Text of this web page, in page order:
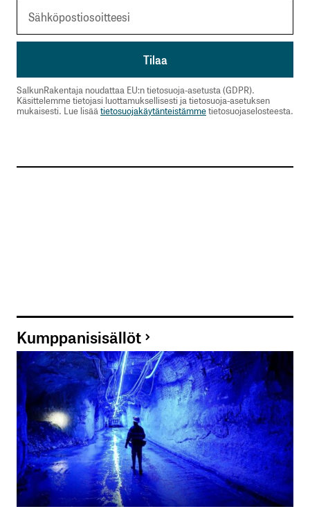
SalkunRakentaja noudattaa EU:n tietosuoja-asetusta (GDPR).
Käsittelemme tietojasi luottamuksellisesti ja tietosuoja-asetuksen
mukaisesti. Lue lisää tietosuojakäytänteistämmetietosuojaselosteesta.
Kumppanisisällöt